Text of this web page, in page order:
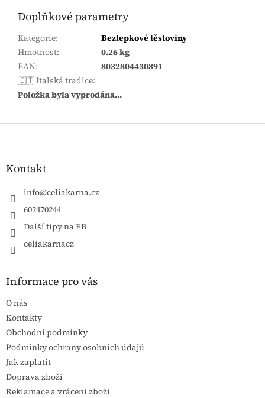
Doplňkové parametry
Kategorie:
Bezlepkové těstoviny
Hmotnost:
0.26 kg
EAN:
8032804430891
🇮🇹 Italská tradice:
Položka byla vyprodána…
Zápatí
Kontakt
info@celiakarna.cz
602470244
Další tipy na FB
celiakarnacz
Informace pro vás
O nás
Kontakty
Obchodní podmínky
Podmínky ochrany osobních údajů
Jak zaplatit
Doprava zboží
Reklamace a vrácení zboží